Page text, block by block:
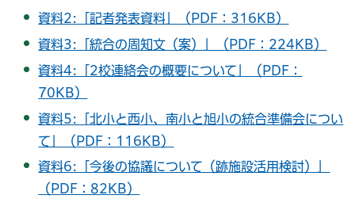
資料2:「記者発表資料」（PDF：316KB）
資料3:「統合の周知文（案）」（PDF：224KB）
資料4:「2校連絡会の概要について」（PDF：
70KB）
資料5:「北小と西小、南小と旭小の統合準備会につい
て」（PDF：116KB）
資料6:「今後の協議について（跡施設活用検討）」
（PDF：82KB）